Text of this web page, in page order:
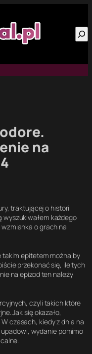
na
traktującej o historii
każdego
o grach na
epitetem można by
przekonać się, ile tych
na epizod ten należy
czyli takich które
Jak się okazało,
czasach, kiedy z dnia na
wydanie pomimo